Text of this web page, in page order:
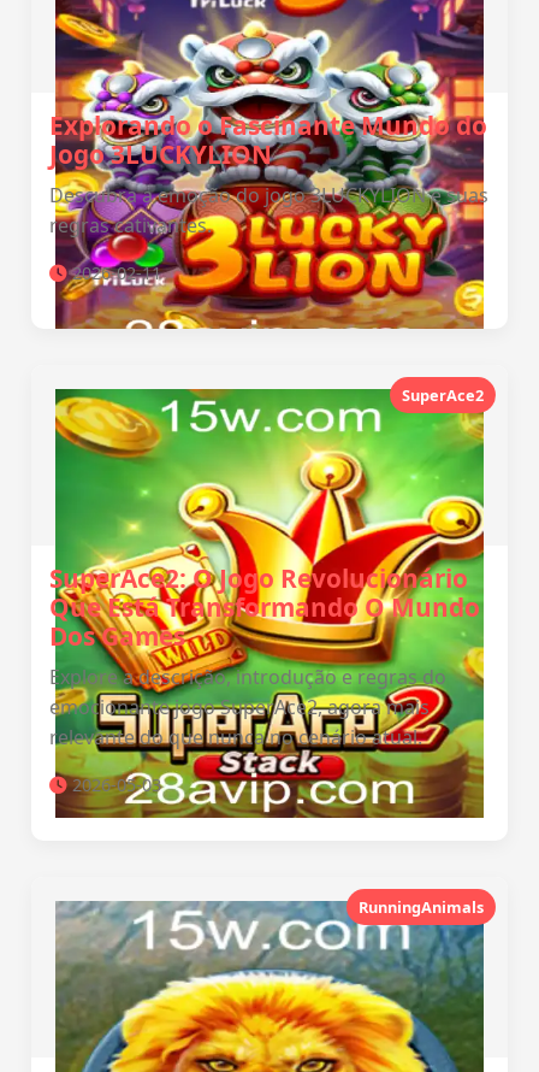
Explorando o Fascinante Mundo do
Jogo 3LUCKYLION
Descubra a emoção do jogo 3LUCKYLION e suas
regras cativantes.
2026-02-11
SuperAce2
SuperAce2: O Jogo Revolucionário
Que Está Transformando O Mundo
Dos Games
Explore a descrição, introdução e regras do
emocionante jogo SuperAce2, agora mais
relevante do que nunca no cenário atual.
2026-05-03
RunningAnimals